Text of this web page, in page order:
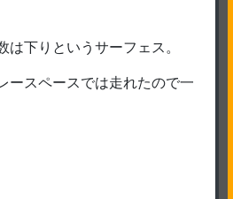
下りというサーフェス。
ースペースでは走れたので一